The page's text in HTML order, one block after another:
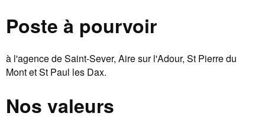
Poste à pourvoir
à l'agence de Saint-Sever, Aire sur l'Adour, St Pierre du
Mont et St Paul les Dax.
Nos valeurs